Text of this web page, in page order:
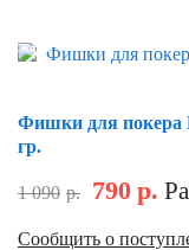
Скидка
Фишки для покера
гр.
1 090 р. 790 р.
Сообщить о